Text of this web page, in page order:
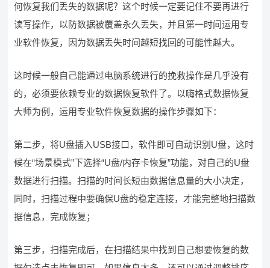
何恢复我们丢失的数据呢？这个时候一定要记住不要再进行
读写操作，以防数据被覆盖永久丢失，并且第一时间运用专
业软件恢复，因为数据丢失时间越短找回的可能性越大。
这时候一般自己能通过电脑系统进行的挽救操作是几乎没有
的，必须要依赖专业的数据恢复软件了。以嗨格式数据恢复
大师为例，运用专业软件恢复数据的操作步骤如下：
第二步，将U盘插入USB接口，软件即可自动识别U盘，这时
候在“场景模式”下选择“U盘/内存卡恢复”功能，对自己的U盘
数据进行扫描。扫描的时间长短由数据信息量的大小决定，
同时，扫描过程中要确保U盘的稳定连接，才能完整地扫描数
据信息，完成恢复；
第三步，扫描完成后，在扫描结果中找到自己想要恢复的数